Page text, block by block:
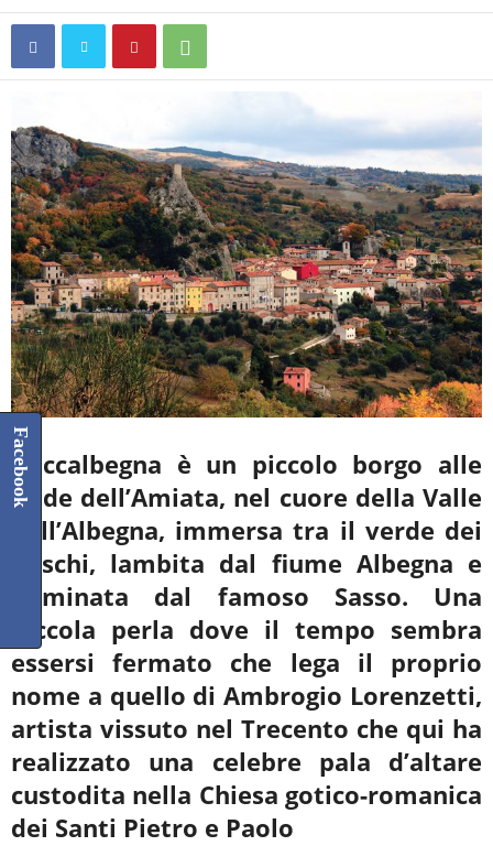
Roccalbegna è un piccolo borgo alle
falde dell’Amiata, nel cuore della Valle
dell’Albegna, immersa tra il verde dei
boschi, lambita dal fiume Albegna e
dominata dal famoso Sasso. Una
piccola perla dove il tempo sembra
essersi fermato che lega il proprio
nome a quello di Ambrogio Lorenzetti,
artista vissuto nel Trecento che qui ha
realizzato una celebre pala d’altare
custodita nella Chiesa gotico-romanica
dei Santi Pietro e Paolo
Facebook